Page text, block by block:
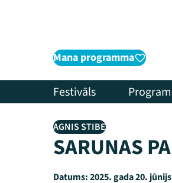
Mana programma
Festivāls
AGNIS STIBE
SARUNAS
Datums:2025. gada 20. jūnijs